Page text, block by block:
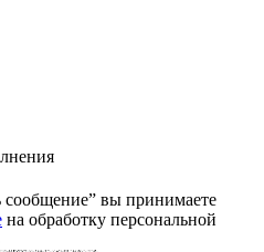
вы принимаете
на обработку персональной